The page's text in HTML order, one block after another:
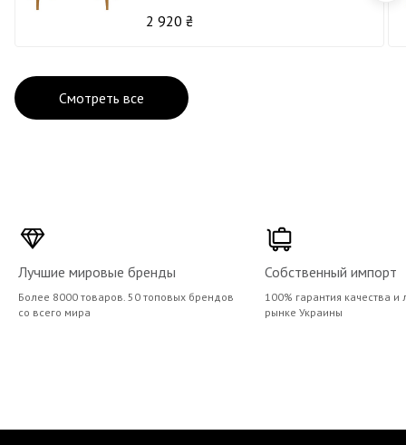
2 920 ₴
Смотреть все
Лучшие мировые бренды
Более 8000 товаров. 50 топовых брендов
со всего мира
Собственный импорт
100% гарантия качества
рынке Украины